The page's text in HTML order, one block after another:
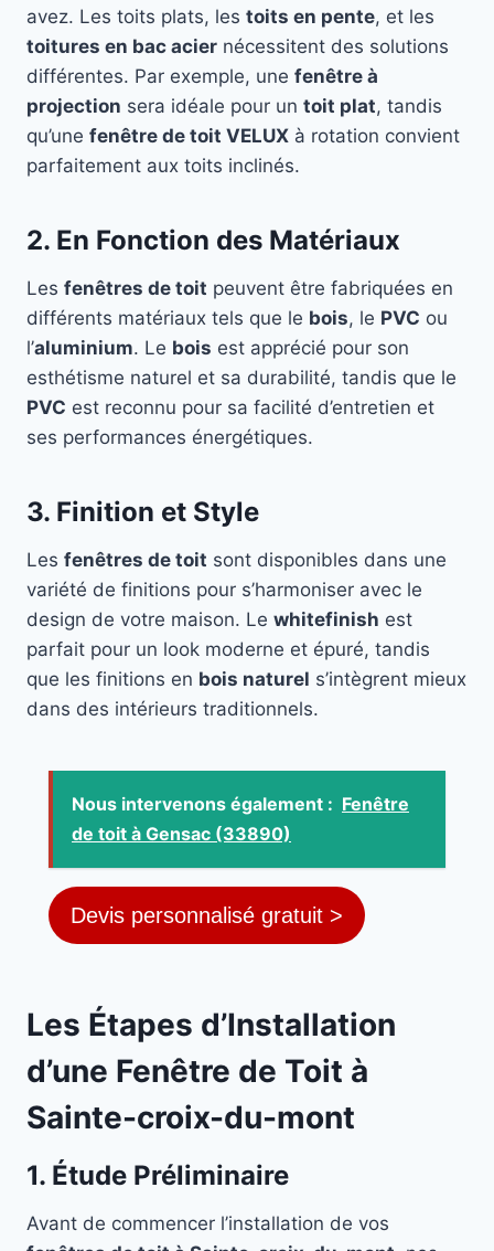
avez. Les toits plats, les toits en pente, et les
toitures en bac acier nécessitent des solutions
différentes. Par exemple, une fenêtre à
projection sera idéale pour un toit plat, tandis
qu’une fenêtre de toit VELUX à rotation convient
parfaitement aux toits inclinés.
2. En Fonction des Matériaux
Les fenêtres de toit peuvent être fabriquées en
différents matériaux tels que le bois, le PVC ou
l’aluminium. Le bois est apprécié pour son
esthétisme naturel et sa durabilité, tandis que le
PVC est reconnu pour sa facilité d’entretien et
ses performances énergétiques.
3. Finition et Style
Les fenêtres de toit sont disponibles dans une
variété de finitions pour s’harmoniser avec le
design de votre maison. Le whitefinish est
parfait pour un look moderne et épuré, tandis
que les finitions en bois naturel s’intègrent mieux
dans des intérieurs traditionnels.
Nous intervenons également : Fenêtre
de toit à Gensac (33890)
Devis personnalisé gratuit >
Les Étapes d’Installation
d’une Fenêtre de Toit à
Sainte-croix-du-mont
1. Étude Préliminaire
Avant de commencer l’installation de vos